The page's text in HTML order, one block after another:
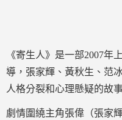
《寄生人》是一部2007年
導，張家輝、黃秋生、范
人格分裂和心理懸疑的故
劇情圍繞主角張偉（張家